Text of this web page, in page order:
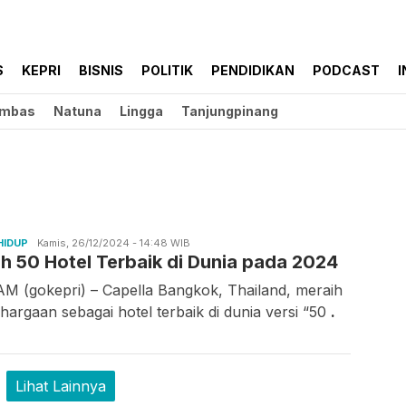
KEPRI BISNIS POLITIK PENDIDIKAN PODCAST
Natuna Lingga Tanjungpinang
Candra
Gunawan
Kamis, 26/12/2024 - 14:48 WIB
50 Hotel Terbaik di Dunia pada 2024
(gokepri) – Capella Bangkok, Thailand, meraih
sebagai hotel terbaik di dunia versi “50 .
Lihat Lainnya